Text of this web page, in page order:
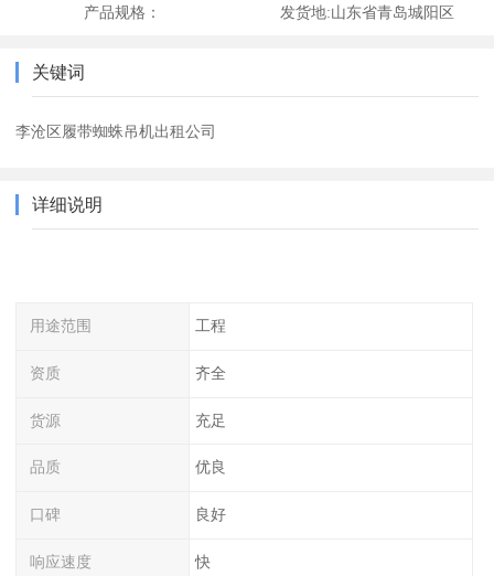
产品规格： 发货地:山东省青岛城阳区
关键词
李沧区履带蜘蛛吊机出租公司
详细说明
用途范围 工程
资质 齐全
货源 充足
品质 优良
口碑 良好
响应速度 快